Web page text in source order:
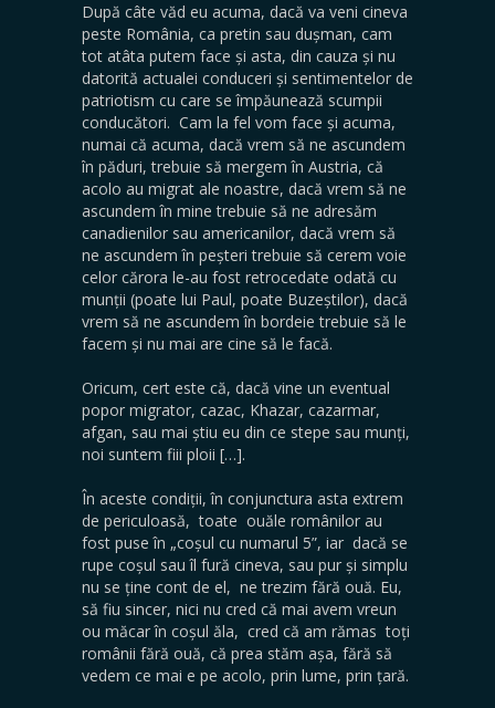
După câte văd eu acuma, dacă va veni cineva
peste România, ca pretin sau dușman, cam
tot atâta putem face și asta, din cauza și nu
datorită actualei conduceri și sentimentelor de
patriotism cu care se împăunează scumpii
conducători. Cam la fel vom face și acuma,
numai că acuma, dacă vrem să ne ascundem
în păduri, trebuie să mergem în Austria, că
acolo au migrat ale noastre, dacă vrem să ne
ascundem în mine trebuie să ne adresăm
canadienilor sau americanilor, dacă vrem să
ne ascundem în peșteri trebuie să cerem voie
celor cărora le-au fost retrocedate odată cu
munții (poate lui Paul, poate Buzeștilor), dacă
vrem să ne ascundem în bordeie trebuie să le
facem și nu mai are cine să le facă.
Oricum, cert este că, dacă vine un eventual
popor migrator, cazac, Khazar, cazarmar,
afgan, sau mai știu eu din ce stepe sau munți,
noi suntem fiii ploii […].
În aceste condiții, în conjunctura asta extrem
de periculoasă, toate ouăle românilor au
fost puse în „coșul cu numarul 5”, iar dacă se
rupe coșul sau îl fură cineva, sau pur și simplu
nu se ține cont de el, ne trezim fără ouă. Eu,
să fiu sincer, nici nu cred că mai avem vreun
ou măcar în coșul ăla, cred că am rămas toți
românii fără ouă, că prea stăm așa, fără să
vedem ce mai e pe acolo, prin lume, prin țară.